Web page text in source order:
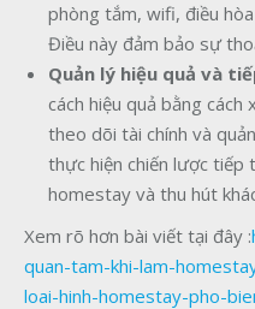
phòng tắm, wifi, điều
Điều này đảm bảo sự
Quản lý hiệu quả và
cách hiệu quả bằng
theo dõi tài chính và
thực hiện chiến lược tiếp
homestay và thu hút
Xem rõ hơn bài viết tại đây :
quan-tam-khi-lam-
loai-hinh-homestay-pho-